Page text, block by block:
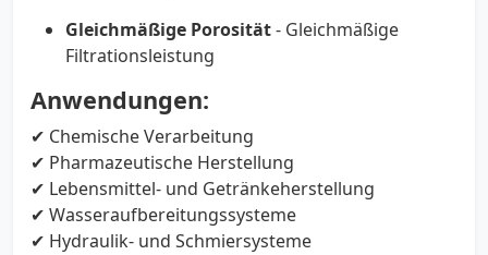
Gleichmäßige Porosität- Gleichmäßige
Filtrationsleistung
Anwendungen:
✔ Chemische Verarbeitung
✔ Pharmazeutische Herstellung
✔ Lebensmittel- und Getränkeherstellung
✔ Wasseraufbereitungssysteme
✔ Hydraulik- und Schmiersysteme